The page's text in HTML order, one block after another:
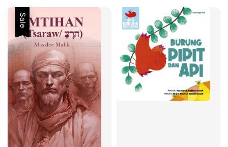
Sale